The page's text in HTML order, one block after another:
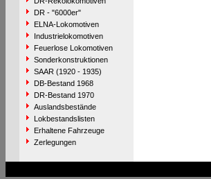
DR - "6000er"
ELNA-Lokomotiven
Industrielokomotiven
Feuerlose Lokomotiven
Sonderkonstruktionen
SAAR (1920 - 1935)
DB-Bestand 1968
DR-Bestand 1970
Auslandsbestände
Lokbestandslisten
Erhaltene Fahrzeuge
Zerlegungen